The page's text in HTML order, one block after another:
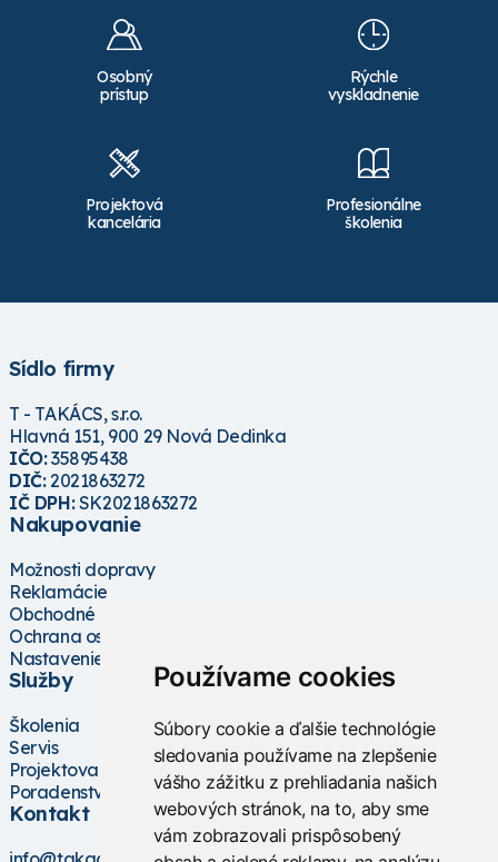
Používame cookies
Súbory cookie a ďalšie technológie
sledovania používame na zlepšenie
vášho zážitku z prehliadania našich
webových stránok, na to, aby sme
vám zobrazovali prispôsobený
Osobný
prístup
Rýchle
vyskladnenie
Projektová
kancelária
Profesionálne
školenia
Sídlo firmy
T - TAKÁCS, s.r.o.
Hlavná 151, 900 29 Nová Dedinka
IČO:35895438
DIČ:2021863272
IČ DPH:SK2021863272
Nakupovanie
Možnosti dopravy
Reklamácie
Obchodné podmienky
Ochrana osobných údajov
Nastavenie cookies
Služby
Školenia
Servis
Projektovanie
Poradenstvo
Kontakt